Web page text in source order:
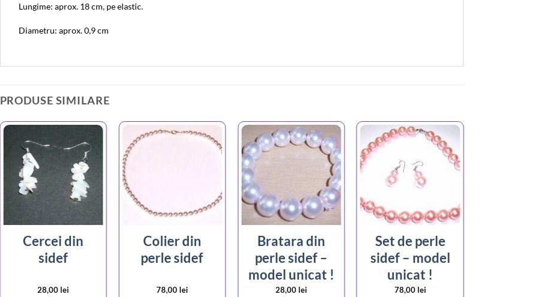
Lungime: aprox. 18 cm, pe elastic.
Diametru: aprox. 0,9 cm
PRODUSE SIMILARE
Cercei din
sidef
28,00 lei
Colier din
perle sidef
78,00 lei
Bratara din
perle sidef –
model unicat !
28,00 lei
Set de perle
sidef – model
unicat !
78,00 lei